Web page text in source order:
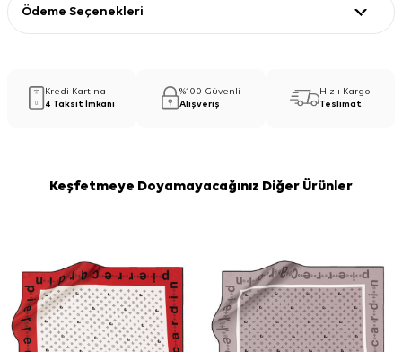
Ödeme Seçenekleri
Kredi Kartına
4 Taksit İmkanı
%100 Güvenli
Alışveriş
Hızlı Kargo
Teslimat
Keşfetmeye Doyamayacağınız Diğer Ürünler